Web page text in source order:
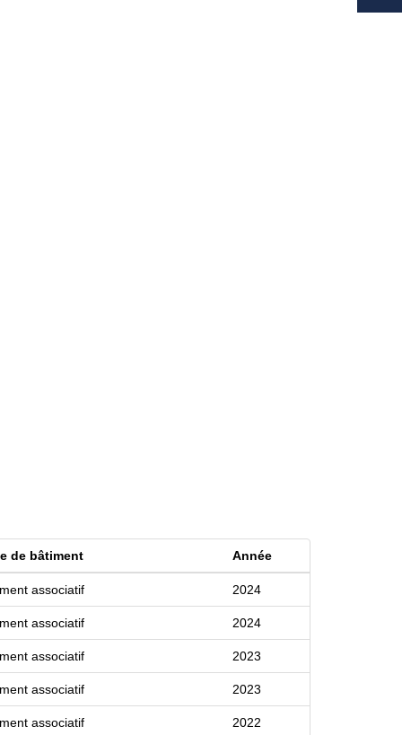
de bâtiment Année
associatif 2024
associatif 2024
associatif 2023
associatif 2023
associatif 2022